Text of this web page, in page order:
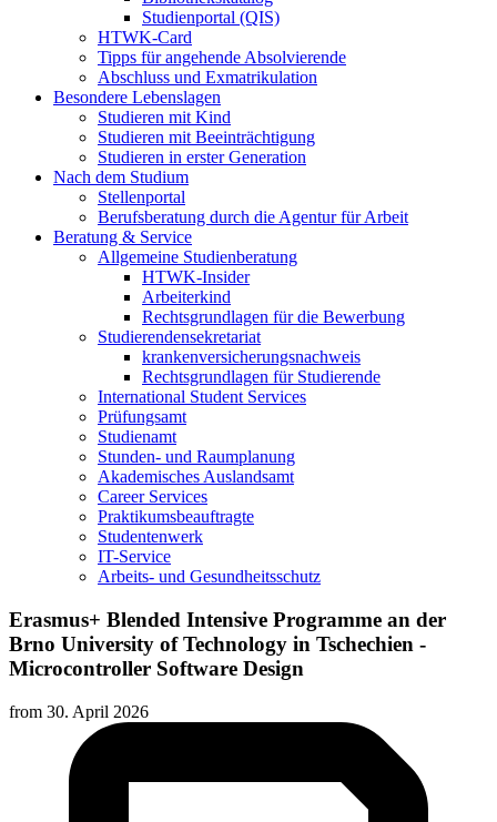
Studienportal (QIS)
HTWK-Card
Tipps für angehende Absolvierende
Abschluss und Exmatrikulation
Besondere Lebenslagen
Studieren mit Kind
Studieren mit Beeinträchtigung
Studieren in erster Generation
Nach dem Studium
Stellenportal
Berufsberatung durch die Agentur für Arbeit
Beratung & Service
Allgemeine Studienberatung
HTWK-Insider
Arbeiterkind
Rechtsgrundlagen für die Bewerbung
Studierendensekretariat
krankenversicherungsnachweis
Rechtsgrundlagen für Studierende
International Student Services
Prüfungsamt
Studienamt
Stunden- und Raumplanung
Akademisches Auslandsamt
Career Services
Praktikumsbeauftragte
Studentenwerk
IT-Service
Arbeits- und Gesundheitsschutz
Erasmus+ Blended Intensive Programme an der
Brno University of Technology in Tschechien -
Microcontroller Software Design
from 30. April 2026